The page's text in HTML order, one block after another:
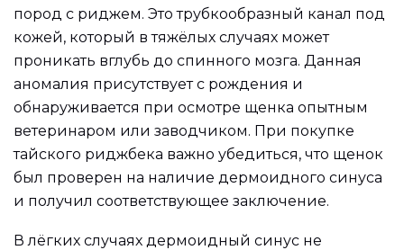
пород с риджем. Это трубкообразный канал под
кожей, который в тяжёлых случаях может
проникать вглубь до спинного мозга. Данная
аномалия присутствует с рождения и
обнаруживается при осмотре щенка опытным
ветеринаром или заводчиком. При покупке
тайского риджбека важно убедиться, что щенок
был проверен на наличие дермоидного синуса
и получил соответствующее заключение.
В лёгких случаях дермоидный синус не